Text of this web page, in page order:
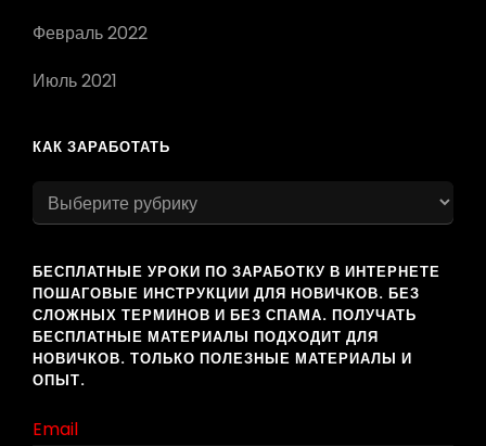
Февраль 2022
Июль 2021
КАК ЗАРАБОТАТЬ
как
заработать
БЕСПЛАТНЫЕ УРОКИ ПО ЗАРАБОТКУ В ИНТЕРНЕТЕ
ПОШАГОВЫЕ ИНСТРУКЦИИ ДЛЯ НОВИЧКОВ. БЕЗ
СЛОЖНЫХ ТЕРМИНОВ И БЕЗ СПАМА. ПОЛУЧАТЬ
БЕСПЛАТНЫЕ МАТЕРИАЛЫ ПОДХОДИТ ДЛЯ
НОВИЧКОВ. ТОЛЬКО ПОЛЕЗНЫЕ МАТЕРИАЛЫ И
ОПЫТ.
Email